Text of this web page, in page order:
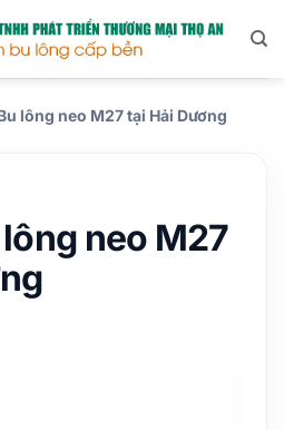
lông neo M27 tại Hải Dương
neo M27